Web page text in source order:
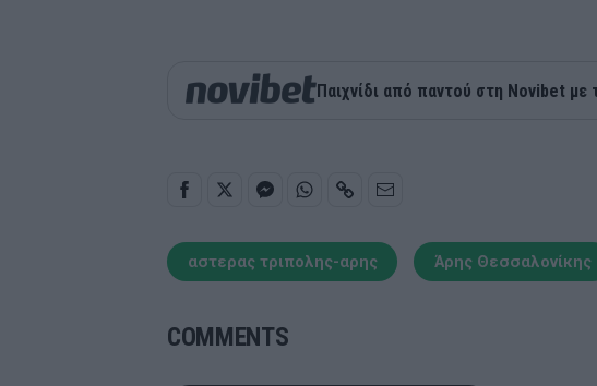
Παιχνίδι από παντού στη Novibet με
αστερας τριπολης-αρης Άρης Θεσσαλονίκης
COMMENTS